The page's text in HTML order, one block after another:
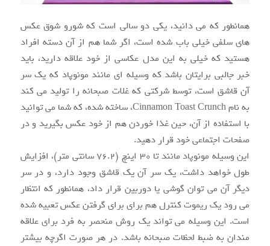
همانطور که می دانید، یکی دو سالی است که شورو شوق عکس
های سلفی خیلی باب شده است، اگر شما هم از آن دسته افراد
هستید که خیلی به این مدل عکاسی از خود علاقه دارید، باید
خبر جالبی برایتان باشد که وسیله ای مانند مونوپاد که یک سر
آن قاشق است، توسط شرکتی که غلات صبحانه را تولید می کند
به نام Cinnamon Toast Crunch، ساخته شده، که شما می توانید
با استفاده از آن، حین غذا خوردن هم از خود عکس بگیرید و در
صفحات اجتماعی خود قرار دهید.
این وسیله مونوپاد مانند تا ۳۰ اینچ (۷۶.۲ سانتی متر)، افزایش
طول خواهد داشت، یک سر آن یک قاشق وجود دارد، و در سر
دیگر آن می توان گوشی یا دوربین قرار داد، همانطور که انتظار
می رود یک ریموت کنترل هم برای برای گرفتن عکس تعبیه شده
است. این وسیله می تواند یک روش منحصر به فرد برای علاقه
مندان به ضبط لحظات صبحانه باشد. در هر صورت اگرچه بیشتر